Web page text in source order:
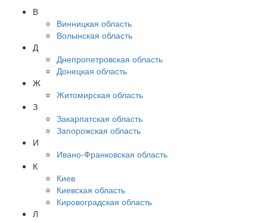
В
Винницкая область
Волынская область
Д
Днепропетровская область
Донецкая область
Ж
Житомирская область
З
Закарпатская область
Запорожская область
И
Ивано-Франковская область
К
Киев
Киевская область
Кировоградская область
Л